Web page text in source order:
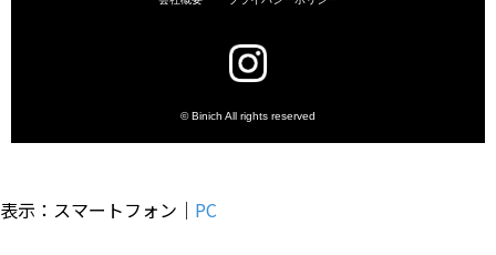
表示：スマートフォン｜ PC